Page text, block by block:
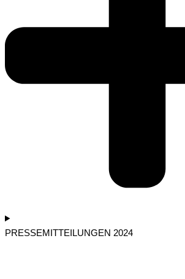
PRESSEMITTEILUNGEN 2024